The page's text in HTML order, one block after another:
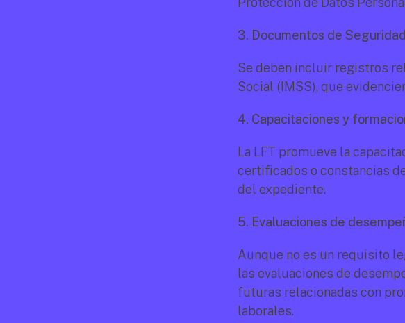
3. Documentos de
Se deben incluir registros
Social (IMSS), que
4. Capacitaciones y
La LFT promueve la
certificados o constancias
del expediente.
5. Evaluaciones de
Aunque no es un requisito
las evaluaciones de
futuras relacionadas con
laborales.